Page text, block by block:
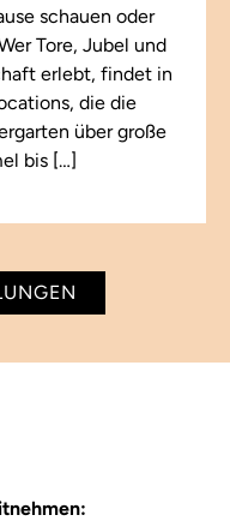
schauen oder
Tore, Jubel und
erlebt, findet in
die die
über große
bis […]